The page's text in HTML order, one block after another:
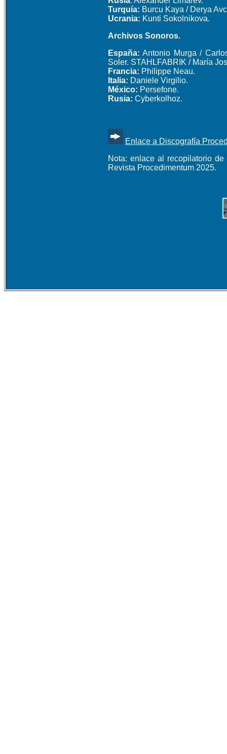
Turquía: Burcu Kaya / Derya
Ucrania: Kunti Sokolnikova.
Archivos Sonoros.
España: Antonio Murga /
Soler. STAHLFABRIK / María
Francia: Philippe Neau.
Italia: Daniele Virgilio.
México: Persefone.
Rusia: Cyberkolhoz.
Enlace a Discografía
Nota: enlace al recopilatorio
Revista Procedimentum 2025.